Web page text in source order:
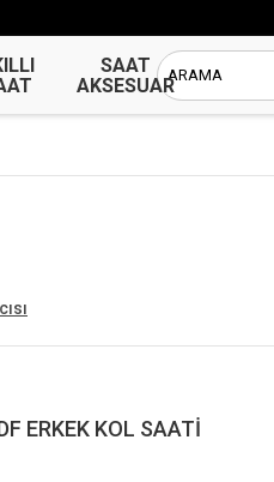
SAAT
AKSESUAR
UNİSEX
ERKEK KOL SAATİ